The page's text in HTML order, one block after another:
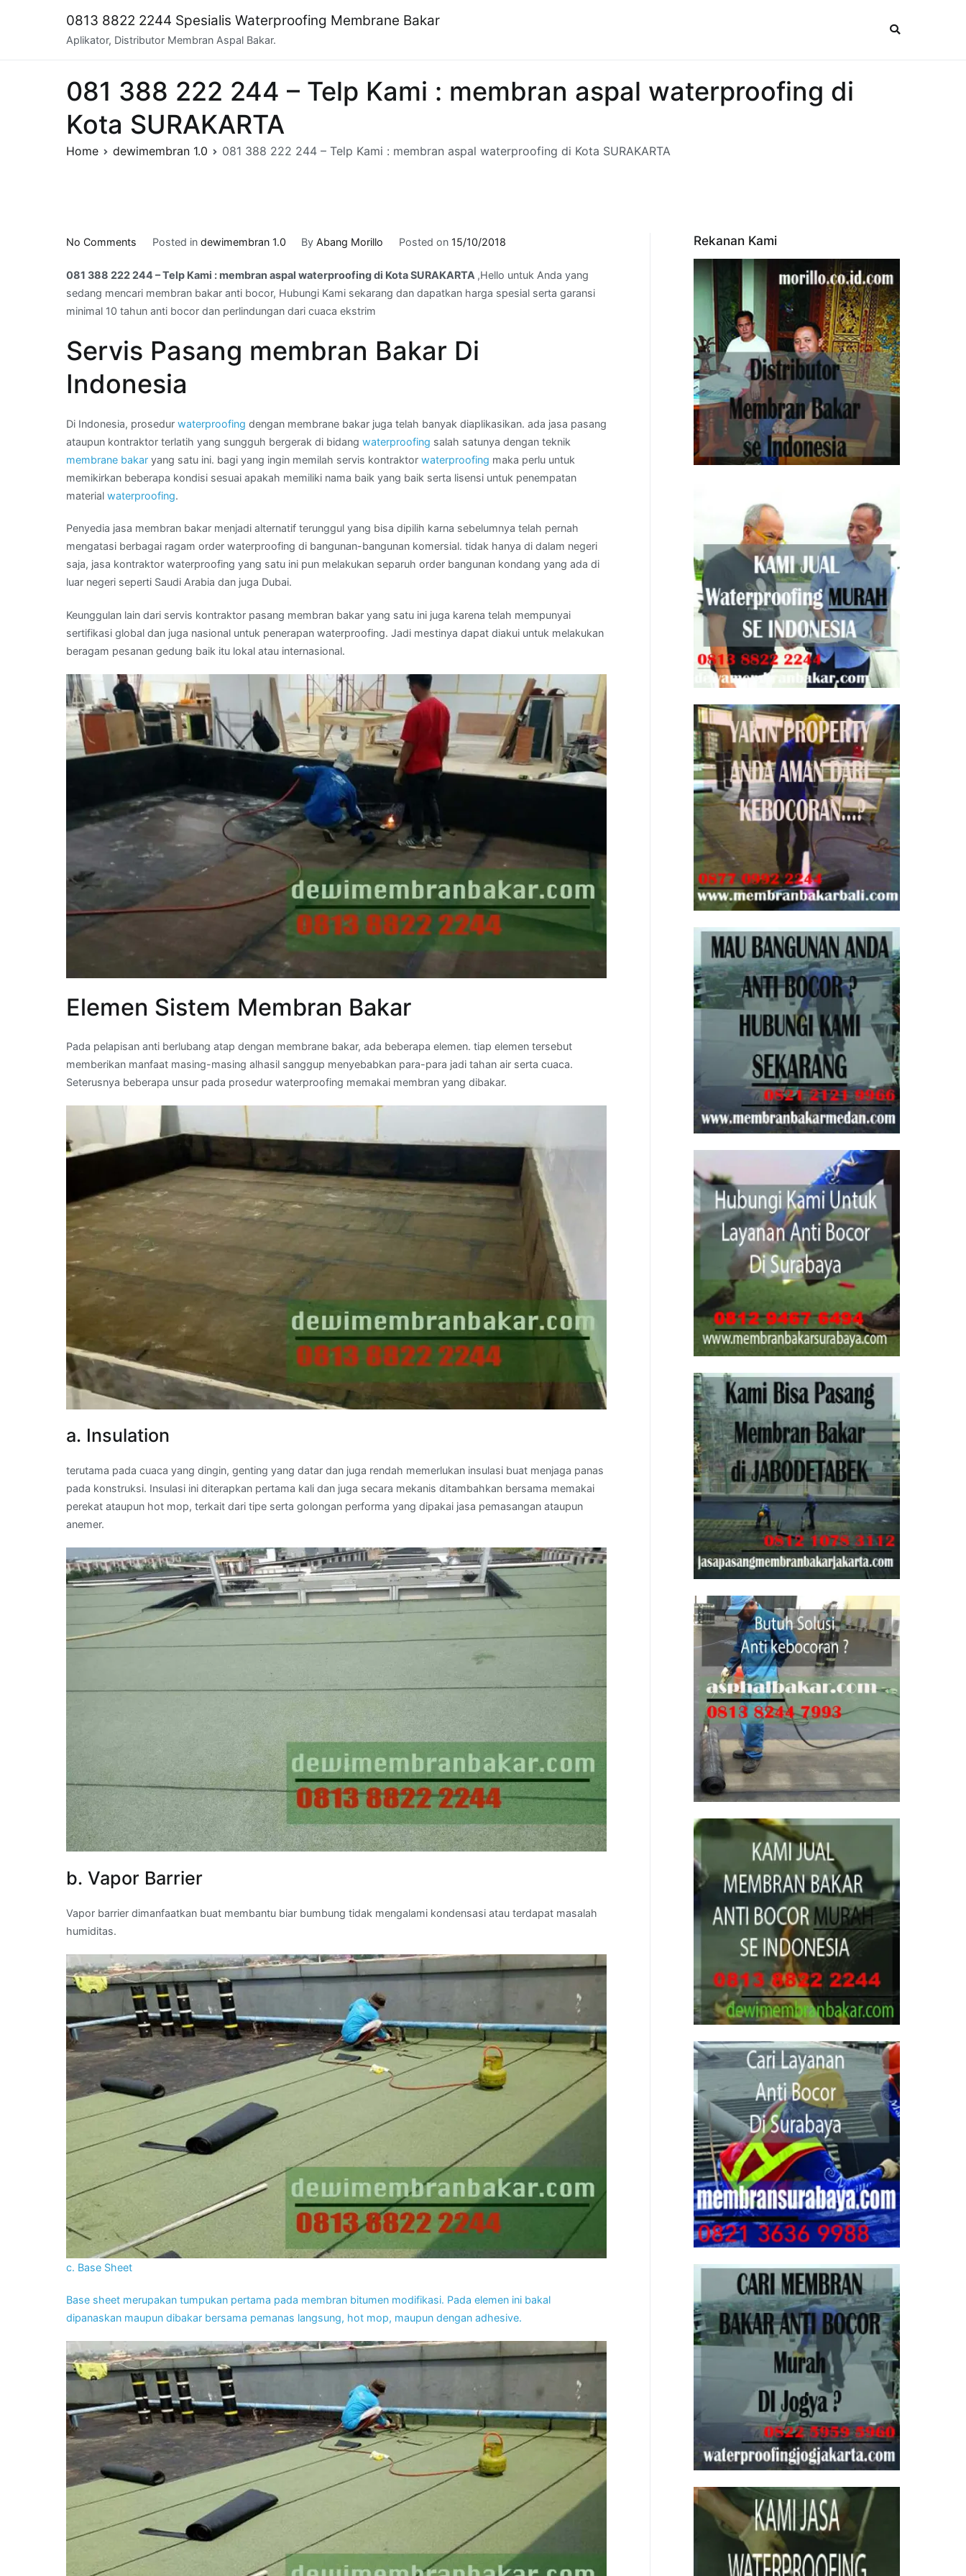
0813 8822 2244 Spesialis Waterproofing Membrane Bakar
Aplikator, Distributor Membran Aspal Bakar.
081 388 222 244 – Telp Kami : membran aspal waterproofing di
Kota SURAKARTA
Home dewimembran 1.0 081 388 222 244 – Telp Kami : membran aspal waterproofing di Kota SURAKARTA
No Comments
388
222
244
Telp
:
aspal
waterproofing
di
Kota
SURAKARTA
Posted in dewimembran 1.0 ByAbang Morillo Posted on 15/10/2018
081 388 222 244 – Telp Kami : membran aspal waterproofing di Kota SURAKARTA ,Hello untuk Anda yang
sedang mencari membran bakar anti bocor, Hubungi Kami sekarang dan dapatkan harga spesial serta garansi
minimal 10 tahun anti bocor dan perlindungan dari cuaca ekstrim
Servis Pasang membran Bakar Di
Indonesia
Di Indonesia, prosedur waterproofing dengan membrane bakar juga telah banyak diaplikasikan. ada jasa pasang
ataupun kontraktor terlatih yang sungguh bergerak di bidang waterproofing salah satunya dengan teknik
membrane bakar yang satu ini. bagi yang ingin memilah servis kontraktor waterproofing maka perlu untuk
memikirkan beberapa kondisi sesuai apakah memiliki nama baik yang baik serta lisensi untuk penempatan
material waterproofing.
Penyedia jasa membran bakar menjadi alternatif terunggul yang bisa dipilih karna sebelumnya telah pernah
mengatasi berbagai ragam order waterproofing di bangunan-bangunan komersial. tidak hanya di dalam negeri
saja, jasa kontraktor waterproofing yang satu ini pun melakukan separuh order bangunan kondang yang ada di
luar negeri seperti Saudi Arabia dan juga Dubai.
Keunggulan lain dari servis kontraktor pasang membran bakar yang satu ini juga karena telah mempunyai
sertifikasi global dan juga nasional untuk penerapan waterproofing. Jadi mestinya dapat diakui untuk melakukan
beragam pesanan gedung baik itu lokal atau internasional.
Elemen Sistem Membran Bakar
Pada pelapisan anti berlubang atap dengan membrane bakar, ada beberapa elemen. tiap elemen tersebut
memberikan manfaat masing-masing alhasil sanggup menyebabkan para-para jadi tahan air serta cuaca.
Seterusnya beberapa unsur pada prosedur waterproofing memakai membran yang dibakar.
a. Insulation
terutama pada cuaca yang dingin, genting yang datar dan juga rendah memerlukan insulasi buat menjaga panas
pada konstruksi. Insulasi ini diterapkan pertama kali dan juga secara mekanis ditambahkan bersama memakai
perekat ataupun hot mop, terkait dari tipe serta golongan performa yang dipakai jasa pemasangan ataupun
anemer.
b. Vapor Barrier
Vapor barrier dimanfaatkan buat membantu biar bumbung tidak mengalami kondensasi atau terdapat masalah
humiditas.
c. Base Sheet
Base sheet merupakan tumpukan pertama pada membran bitumen modifikasi. Pada elemen ini bakal
dipanaskan maupun dibakar bersama pemanas langsung, hot mop, maupun dengan adhesive.
Rekanan Kami